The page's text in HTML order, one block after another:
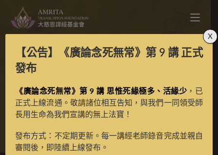
寶生百法之度母五尊之
隨求母彩唐
【公告】 《廣論念死無常》第 9 講正式
發布
《廣論念死無常》第 9 講 思惟死緣極多、活緣少 ，已
正式上線流通。敬請諸位相互告知，與我們一同領受師
長用生命為我們宣講的無上法寶！
發布方式：不定期更新。每一講經老師錄音完成並親自
審閱後，即陸續上線發布。
X